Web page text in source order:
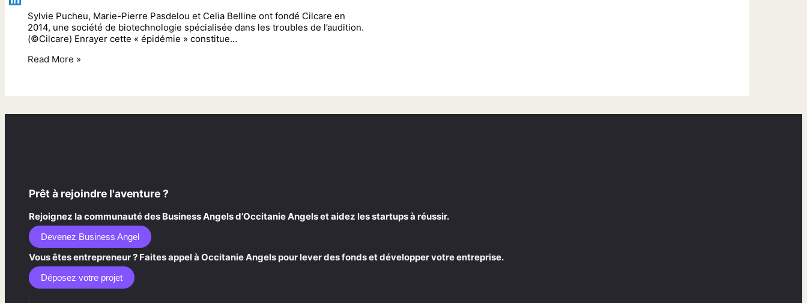
Sylvie Pucheu, Marie-Pierre Pasdelou et Celia Belline ont fondé Cilcare en
2014, une société de biotechnologie spécialisée dans les troubles de l’audition.
(©Cilcare) Enrayer cette « épidémie » constitue…
Read More »
Prêt à rejoindre l'aventure ?
Rejoignez la communauté des Business Angels d’Occitanie Angels et aidez les startups à réussir.
Devenez Business Angel
Vous êtes entrepreneur ? Faites appel à Occitanie Angels pour lever des fonds et développer votre entreprise.
Déposez votre projet